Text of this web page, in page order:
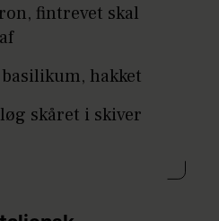
fintrevet skal
hakket
skåret i skiver